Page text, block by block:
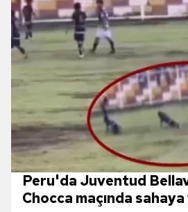
Peru'da Juventud
Chocca maçında sahaya